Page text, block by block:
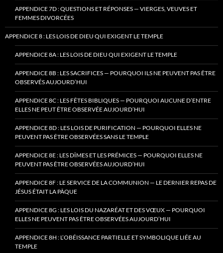
APPENDICE 7D : QUESTIONS ET RÉPONSES — VIERGES, VEUVES ET
FEMMES DIVORCÉES
APPENDICE 8 : LES LOIS DE DIEU QUI EXIGENT LE TEMPLE
APPENDICE 8A : LES LOIS DE DIEU QUI EXIGENT LE TEMPLE
APPENDICE 8B : LES SACRIFICES — POURQUOI ILS NE PEUVENT PAS ÊTRE
OBSERVÉS AUJOURD’HUI
APPENDICE 8C : LES FÊTES BIBLIQUES — POURQUOI AUCUNE D’ENTRE
ELLES NE PEUT ÊTRE OBSERVÉE AUJOURD’HUI
APPENDICE 8D : LES LOIS DE PURIFICATION — POURQUOI ELLES NE
PEUVENT PAS ÊTRE OBSERVÉES SANS LE TEMPLE
APPENDICE 8E : LES DÎMES ET LES PRÉMICES — POURQUOI ELLES NE
PEUVENT PAS ÊTRE OBSERVÉES AUJOURD’HUI
APPENDICE 8F : LE SERVICE DE LA COMMUNION — LE DERNIER REPAS DE
JÉSUS ÉTAIT LA PÂQUE
APPENDICE 8G : LES LOIS DU NAZARÉAT ET DES VŒUX — POURQUOI
ELLES NE PEUVENT PAS ÊTRE OBSERVÉES AUJOURD’HUI
APPENDICE 8H : L’OBÉISSANCE PARTIELLE ET SYMBOLIQUE LIÉE AU
TEMPLE